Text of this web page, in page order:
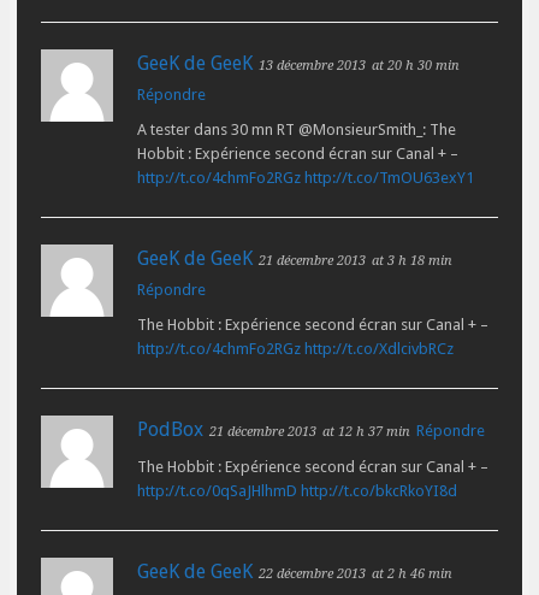
GeeK de GeeK 13 décembre 2013 at 20 h 30 min
Répondre
A tester dans 30 mn RT @MonsieurSmith_: The
Hobbit : Expérience second écran sur Canal + –
http://t.co/4chmFo2RGz http://t.co/TmOU63exY1
GeeK de GeeK 21 décembre 2013 at 3 h 18 min
Répondre
The Hobbit : Expérience second écran sur Canal + –
http://t.co/4chmFo2RGz http://t.co/XdlcivbRCz
PodBox 21 décembre 2013 at 12 h 37 min Répondre
The Hobbit : Expérience second écran sur Canal + –
http://t.co/0qSaJHlhmD http://t.co/bkcRkoYI8d
GeeK de GeeK 22 décembre 2013 at 2 h 46 min